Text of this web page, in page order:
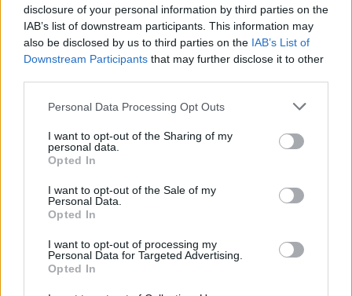
disclosure of your personal information by third parties on the
IAB’s list of downstream participants. This information may
also be disclosed by us to third parties on the IAB’s List of
Downstream Participants that may further disclose it to other
Please note that this website/app uses one or more Google
not limited to your visit or usage behaviour. You may click to
grant or deny consent to Google and its third-party tags to
use your data for below specified purposes in below Google
consent section.
Personal Data Processing Opt Outs
I want to opt-out of the Sharing of my
personal data.
Opted In
I want to opt-out of the Sale of my
Personal Data.
Opted In
I want to opt-out of processing my
Personal Data for Targeted Advertising.
Opted In
kerékpárgyár dolgozóinak megsegítéséről
41 fok fölé forrósodott az ország, Szolnokon pedig egy másik
rekord is megdőlt
Egy telefonhívást akart, végül rendőrök vitték el a mezőtúri
A Tisza kormány minisztere újabb nagy változásokról döntött
a közoktatásban – például az iskolaigazgatók visszakapják
munkáltatói jogaikat
Sok volt az igazolatlan hiányzás, Pócs János fizetéslevonást
kapott, más fideszesek még kevesebbet vittek haza
A Szolnok megyei gazdák nagyon nem akarták a JÉGER
további üzemeltetését